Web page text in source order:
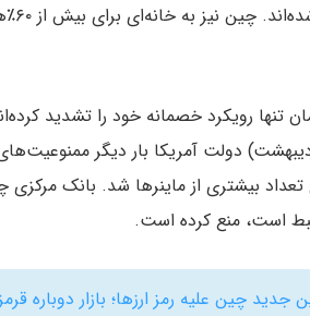
تنها رویکرد خصمانه خود را تشدید
دولت آمریکا بار دیگر ممنوعیت‌های
بیشتری از ماینر‌ها شد. بانک مرکزی
است، منع کرده است.
جدید چین علیه رمز ارزها؛ بازار دوباره